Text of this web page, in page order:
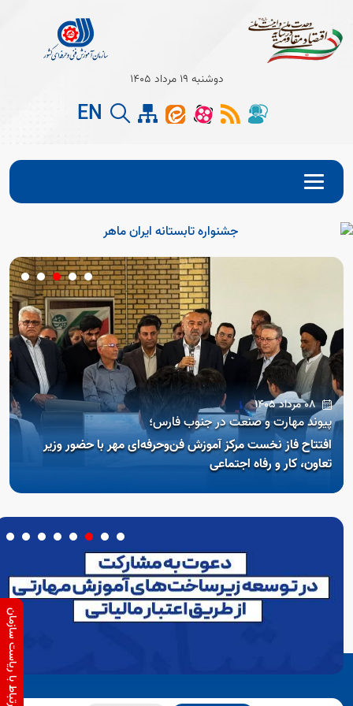
Open
Open
دوشنبه 19 مرداد 1405
EN
08 مرداد 1405
پیوند مهارت و صنعت در جنوب فارس؛
افتتاح فاز نخست مرکز آموزش فن‌و‌حرفه‌ای مهر با حضور وزیر
تعاون، کار و رفاه اجتماعی
ارتباط با ریاست سازمان